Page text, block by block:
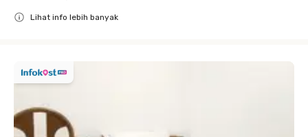
Lihat info lebih banyak